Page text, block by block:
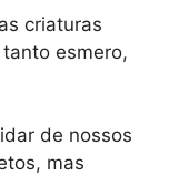
criaturas
esmero,
de nossos
mas